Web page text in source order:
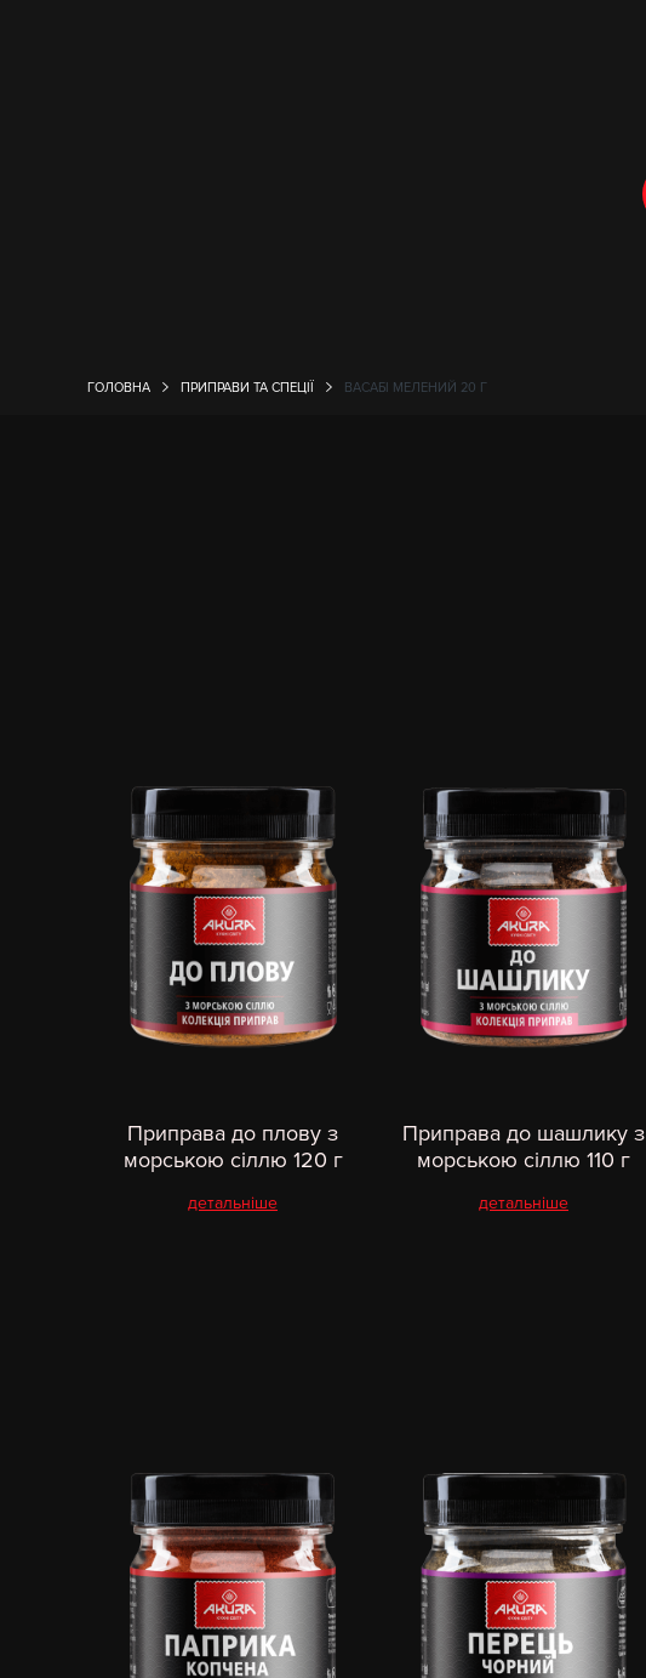
ГОЛОВНА ПРИПРАВИ ТА СПЕЦІЇ ВАСАБІ МЕЛЕНИЙ 20 Г
Приправа до плову з
морською сіллю 120 г
детальніше
Приправа до шашлику з
морською сіллю 110 г
детальніше